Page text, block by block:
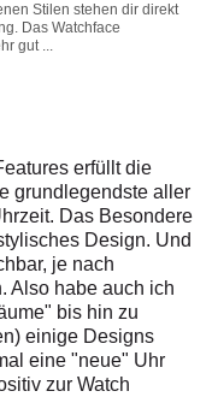
Stilen stehen dir direkt
Das Watchface
gut ...
erfüllt die
grundlegendste aller
Das Besondere
Design. Und
je nach
Also habe auch ich
bis hin zu
einige Designs
eine "neue" Uhr
zur Watch